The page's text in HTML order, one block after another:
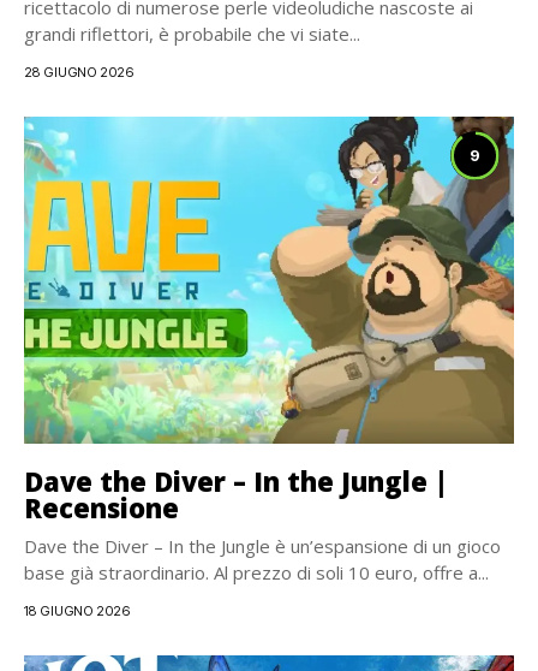
ricettacolo di numerose perle videoludiche nascoste ai
grandi riflettori, è probabile che vi siate...
28 GIUGNO 2026
9
Dave the Diver – In the Jungle |
Recensione
Dave the Diver – In the Jungle è un’espansione di un gioco
base già straordinario. Al prezzo di soli 10 euro, offre a...
18 GIUGNO 2026